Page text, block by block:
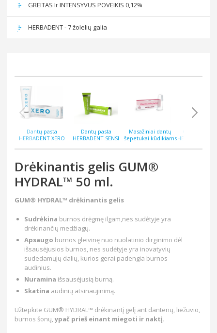
GREITAS Ir INTENSYVUS POVEIKIS 0,12%
HERBADENT - 7 žolelių galia
Dantų pasta
HERBADENT XERO
g
Dantų pasta
HERBADENT SENSI
hidroksiapatitu 75 g
Masažiniai dantų
šepetukai kūdikiamsHERBADENT
Drėkinantis gelis GUM®
HYDRAL™ 50 ml.
GUM® HYDRAL™ drėkinantis gelis
Sudrėkina burnos drėgmę ilgam,nes sudėtyje yra
drėkinančių medžiagų.
Apsaugo burnos gleivinę nuo nuolatinio dirginimo dėl
išsausėjusios burnos, nes sudėtyje yra inovatyvių
sudedamųjų dalių, kurios gerai padengia burnos
audinius.
Nuramina išsausėjusią burną.
Skatina audinių atsinaujinimą.
Užtepkite GUM® HYDRAL™ drėkinantį gelį ant dantenų, liežuvio,
burnos šonų,ypač prieš einant miegoti ir naktį.